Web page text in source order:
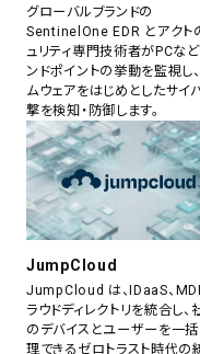
グローバルブランドの
SentinelOne EDR とアクト
ュリティ専門技術者がPCな
ンドポイントの挙動を監視し
ムウェアをはじめとしたサイ
撃を検知・防御します。
JumpCloud
JumpCloud は、IDaaS、
ラウドディレクトリを統合し、
のデバイスとユーザーを一
理できるゼロトラスト時代の